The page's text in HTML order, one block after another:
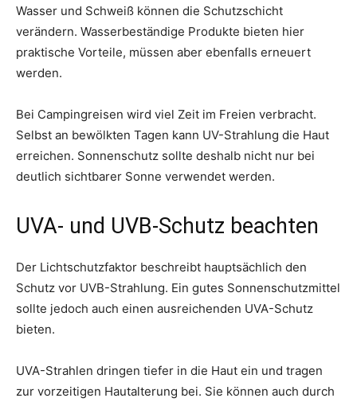
Wasser und Schweiß können die Schutzschicht
verändern. Wasserbeständige Produkte bieten hier
praktische Vorteile, müssen aber ebenfalls erneuert
werden.
Bei Campingreisen wird viel Zeit im Freien verbracht.
Selbst an bewölkten Tagen kann UV-Strahlung die Haut
erreichen. Sonnenschutz sollte deshalb nicht nur bei
deutlich sichtbarer Sonne verwendet werden.
UVA- und UVB-Schutz beachten
Der Lichtschutzfaktor beschreibt hauptsächlich den
Schutz vor UVB-Strahlung. Ein gutes Sonnenschutzmittel
sollte jedoch auch einen ausreichenden UVA-Schutz
bieten.
UVA-Strahlen dringen tiefer in die Haut ein und tragen
zur vorzeitigen Hautalterung bei. Sie können auch durch